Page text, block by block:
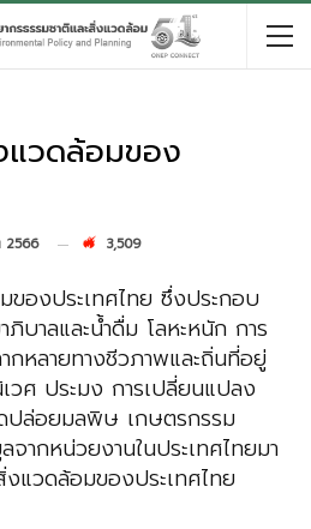
แวดล้อมของ
2566 3,509
องประเทศไทย ซึ่งประกอบ
าลและน้ำดื่ม โลหะหนัก การ
กหลายทางชีวภาพและถิ่นที่อยู่
วศ ประมง การเปลี่ยนแปลง
ปล่อยมลพิษ เกษตรกรรม
ากหน่วยงานในประเทศไทยมา
แวดล้อมของประเทศไทย